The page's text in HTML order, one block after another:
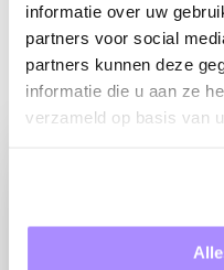
informatie over uw
partners voor social
partners kunnen deze
informatie die u aan ze
verzameld op basis van
OOK